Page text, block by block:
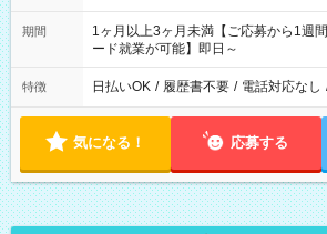
期間
1ヶ月以上3ヶ月未満【ご応募から1週
ード就業が可能】即日～
特徴 日払いOK / 履歴書不要 / 電話対応なし
気になる！ 応募する